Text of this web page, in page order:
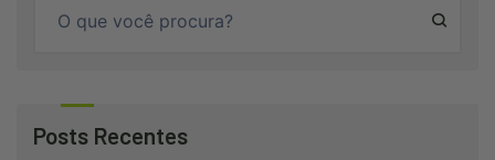
Posts Recentes